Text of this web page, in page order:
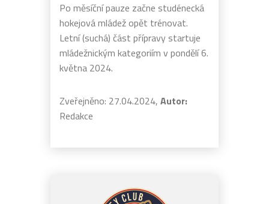
Po měsíční pauze začne studénecká
hokejová mládež opět trénovat.
Letní (suchá) část přípravy startuje
mládežnickým kategoriím v pondělí 6.
května 2024.
Zveřejněno: 27.04.2024, Autor:
Redakce